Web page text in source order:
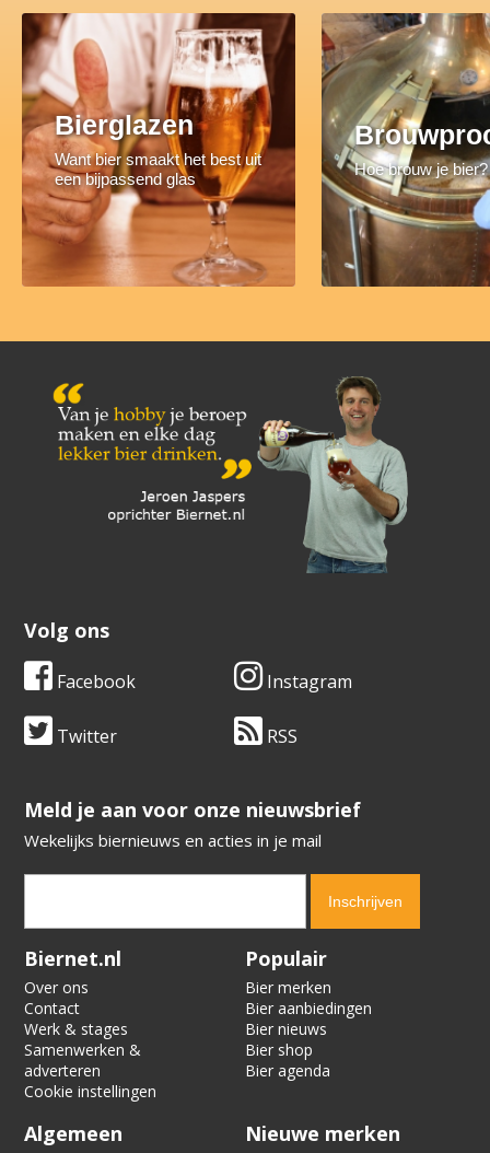
Bierglazen
Want bier smaakt het best uit
een bijpassend glas
Hoe brouw je bier?
Volg ons
Facebook Instagram
Twitter RSS
​​​​​​​Meld je aan voor onze nieuwsbrief
Wekelijks biernieuws en acties in je mail
Verification code:
Biernet.nl
Over ons
Contact
Werk & stages
Samenwerken &
adverteren
Cookie instellingen
Populair
Bier merken
Bier aanbiedingen
Bier nieuws
Bier shop
Bier agenda
Algemeen Nieuwe merken